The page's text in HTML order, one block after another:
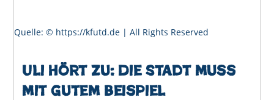
Quelle: © https://kfutd.de | All Rights Reserved
Uli hört zu: Die Stadt muss
mit gutem Beispiel